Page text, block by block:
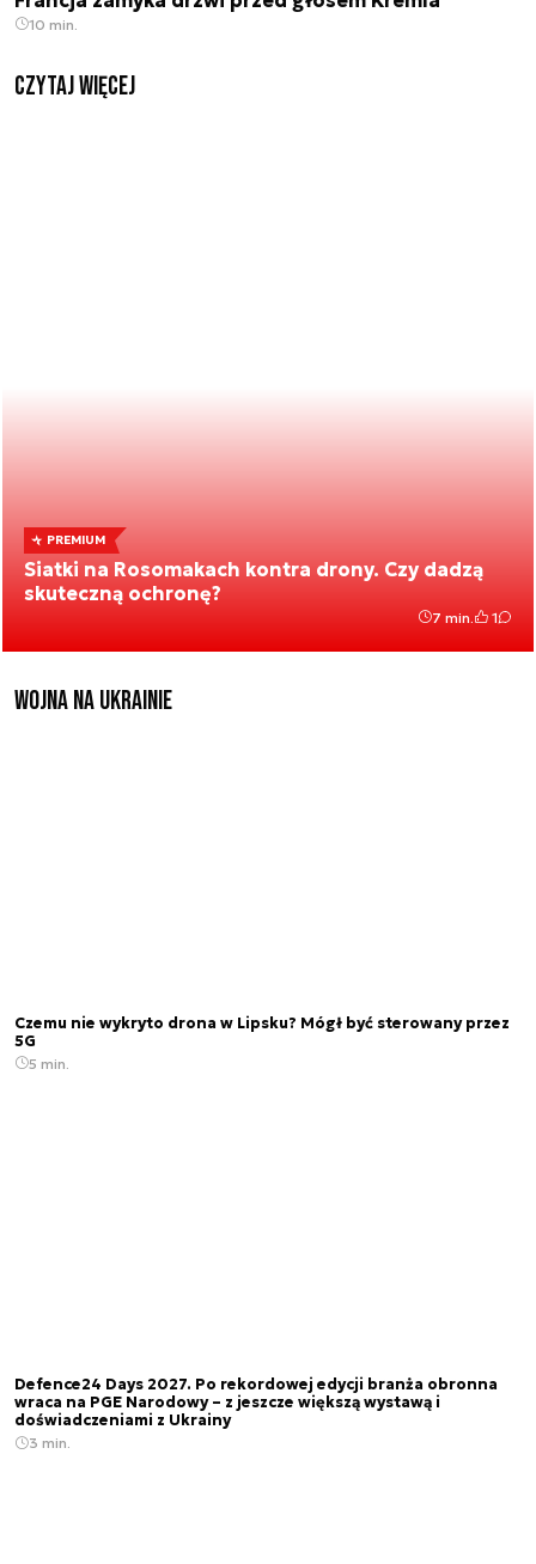
10 min.
czytaj więcej
PREMIUM
Siatki na Rosomakach kontra drony. Czy dadzą
skuteczną ochronę?
7 min. 1
Wojna na Ukrainie
Czemu nie wykryto drona w Lipsku? Mógł być sterowany przez
5G
5 min.
Defence24 Days 2027. Po rekordowej edycji branża obronna
wraca na PGE Narodowy – z jeszcze większą wystawą i
doświadczeniami z Ukrainy
3 min.